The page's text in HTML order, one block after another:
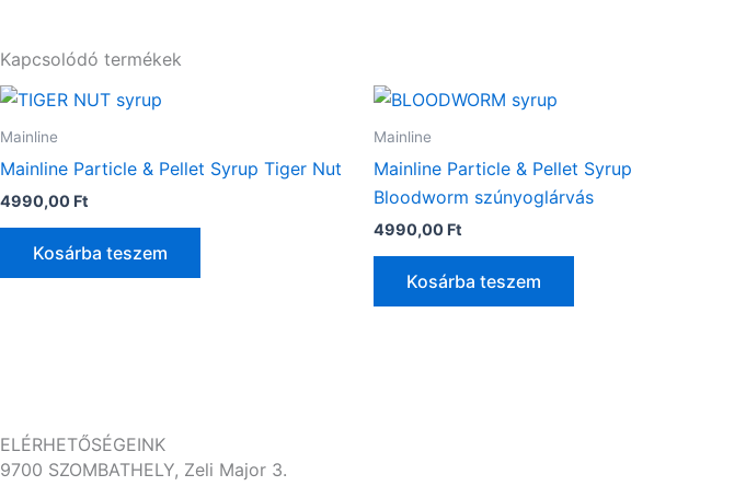
Kapcsolódó termékek
Mainline
Mainline Particle & Pellet Syrup Tiger Nut
4990,00 Ft
Kosárba teszem
Mainline
Mainline Particle & Pellet Syrup
Bloodworm szúnyoglárvás
4990,00 Ft
Kosárba teszem
ELÉRHETŐSÉGEINK
9700 SZOMBATHELY, Zeli Major 3.